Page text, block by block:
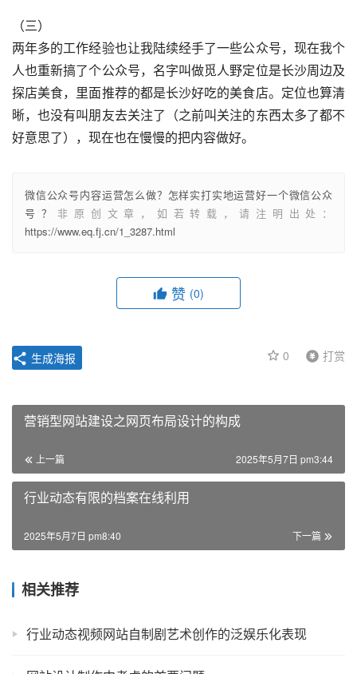
（三）
两年多的工作经验也让我陆续经手了一些公众号，现在我个
人也重新搞了个公众号，名字叫做觅人野定位是长沙周边及
探店美食，里面推荐的都是长沙好吃的美食店。定位也算清
晰，也没有叫朋友去关注了（之前叫关注的东西太多了都不
好意思了），现在也在慢慢的把内容做好。
微信公众号内容运营怎么做？怎样实打实地运营好一个微信公众
号？非原创文章，如若转载，请注明出处：
https://www.eq.fj.cn/1_3287.html
赞 (0)
0 打赏
生成海报
营销型网站建设之网页布局设计的构成
上一篇 2025年5月7日 pm3:44
行业动态有限的档案在线利用
下一篇
2025年5月7日 pm8:40
相关推荐
行业动态视频网站自制剧艺术创作的泛娱乐化表现